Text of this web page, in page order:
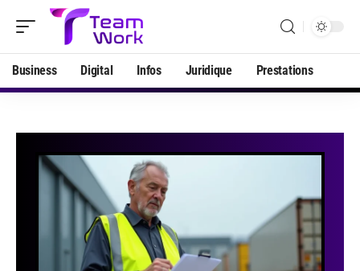
Business Digital Infos Juridique Prestations